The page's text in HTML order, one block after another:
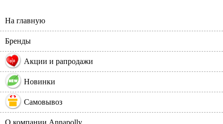
На главную
Бренды
% Акции и рапродажи
Новинки
Самовывоз
О компании Annapolly